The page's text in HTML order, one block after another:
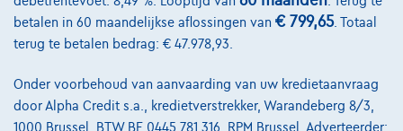
betalen in 60 maandelijkse aflossingen van € 799,65. Totaal
terug te betalen bedrag: € 47.978,93.
Onder voorbehoud van aanvaarding van uw kredietaanvraag
door Alpha Credit s.a., kredietverstrekker, Warandeberg 8/3,
1000 Brussel, BTW BE 0445.781.316, RPM Brussel. Adverteerder:
Cookiebeleid